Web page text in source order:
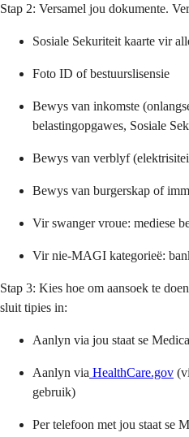
Stap 2: Versamel jou dokumente.
Sosiale Sekuriteit kaarte vir
Foto ID of bestuurslisensie
Bewys van inkomste
belastingopgawes, Sosiale
Bewys van verblyf
Bewys van burgerskap of
Vir swanger vroue: mediese
Vir nie-MAGI kategorieë:
Stap 3: Kies hoe om aansoek te
sluit tipies in:
Aanlyn via jou staat se
Aanlyn via HealthCare.gov
gebruik)
Per telefoon met jou staat se